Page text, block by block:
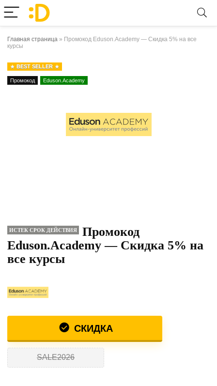
Главная страница » Промокод Eduson.Academy — Скидка 5% на все
курсы
BEST SELLER
Промокод Eduson.Academy
ИСТЕК СРОК ДЕЙСТВИЯ
Промокод
Eduson.Academy — Скидка 5% на
все курсы
СКИДКА
SALE2026